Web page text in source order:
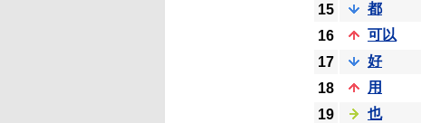
15
都
16
可以
17
好
18
用
19
也